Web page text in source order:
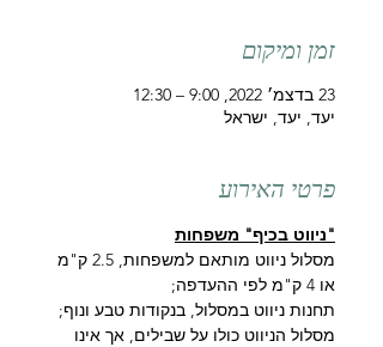
זמן ומיקום
23 בדצמ׳ 2022, 9:00 – 12:30
יעד, יעד, ישראל
פרטי האירוע
"ניווט בכיף" משפחות
מסלול ניווט מותאם למשפחות, 2.5 ק"מ
או 4 ק"מ לפי ההעדפה;
תחנות ניווט במסלול, בנקודות טבע ונוף;
מסלול הניווט כולו על שבילים, אך אינו